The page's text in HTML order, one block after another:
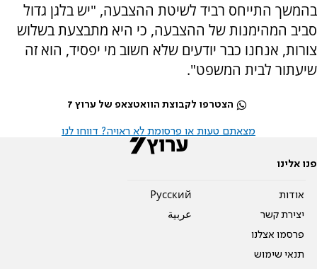
בהמשך התייחס רביד לשיטת ההצבעה, "יש בלגן גדול
סביב המהימנות של ההצבעה, כי היא מתבצעת בשלוש
צורות, אנחנו כבר יודעים שלא חשוב מי יפסיד, הוא זה
שיעתור לבית המשפט".
הצטרפו לקבוצת הוואטצאפ של ערוץ 7
מצאתם טעות או פרסומת לא ראויה? דווחו לנו
פנו אלינו
אודות
יצירת קשר
פרסמו אצלנו
תנאי שימוש
Pусский
عربية